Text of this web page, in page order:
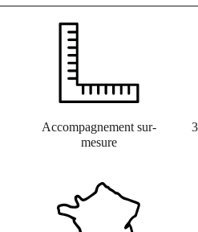
Accompagnement sur-
mesure